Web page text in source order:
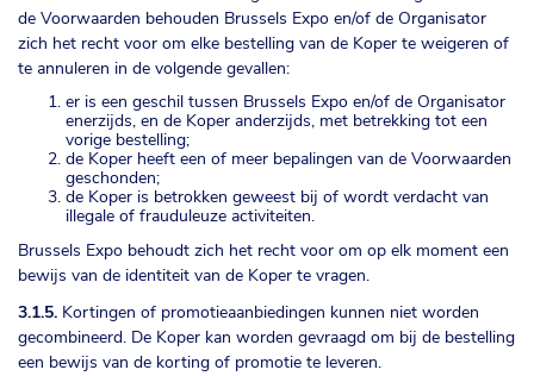
de Voorwaarden behouden Brussels Expo en/of de Organisator
zich het recht voor om elke bestelling van de Koper te weigeren of
te annuleren in de volgende gevallen:
er is een geschil tussen Brussels Expo en/of de Organisator
enerzijds, en de Koper anderzijds, met betrekking tot een
vorige bestelling;
de Koper heeft een of meer bepalingen van de Voorwaarden
geschonden;
de Koper is betrokken geweest bij of wordt verdacht van
illegale of frauduleuze activiteiten.
Brussels Expo behoudt zich het recht voor om op elk moment een
bewijs van de identiteit van de Koper te vragen.
3.1.5. Kortingen of promotieaanbiedingen kunnen niet worden
gecombineerd. De Koper kan worden gevraagd om bij de bestelling
een bewijs van de korting of promotie te leveren.